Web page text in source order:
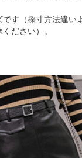
す（採寸方法違い
ださい）。